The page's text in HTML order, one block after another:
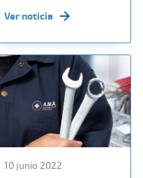
Ver noticia
10 junio 2022